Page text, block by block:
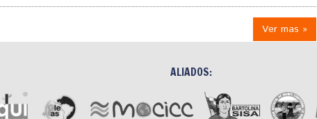
Ver mas »
ALIADOS: